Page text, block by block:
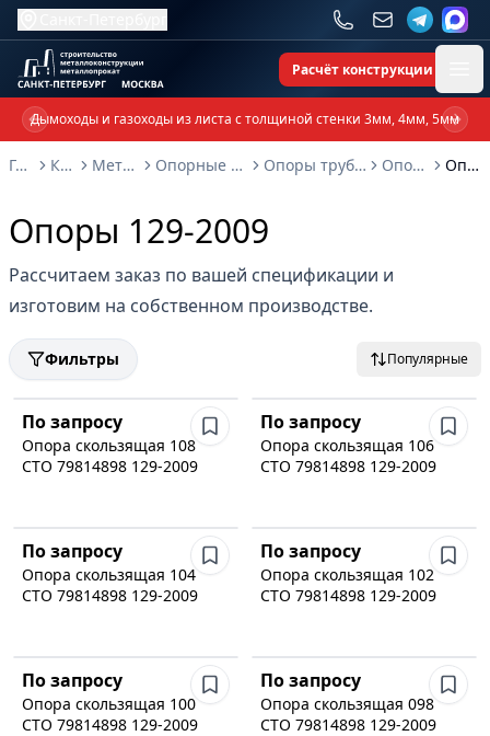
Расчёт конструкции
Дымоходы и газоходы из листа с толщиной стенки 3мм, 4мм, 5мм
Previous slide
Главная
Каталог Металлоконструкции Опорные металлоконструкции и изделия Опоры трубопроводов и металлоконструкции Опоры СТО 79814898 Опоры 129-2009
Опоры 129-2009
Рассчитаем заказ по вашей спецификации и
изготовим на собственном производстве.
Фильтры Популярные
По запросу
Опора скользящая 108
СТО 79814898 129-2009
По запросу
Опора скользящая 106
СТО 79814898 129-2009
По запросу
Опора скользящая 104
СТО 79814898 129-2009
По запросу
Опора скользящая 102
СТО 79814898 129-2009
По запросу
Опора скользящая 100
СТО 79814898 129-2009
По запросу
Опора скользящая 098
СТО 79814898 129-2009